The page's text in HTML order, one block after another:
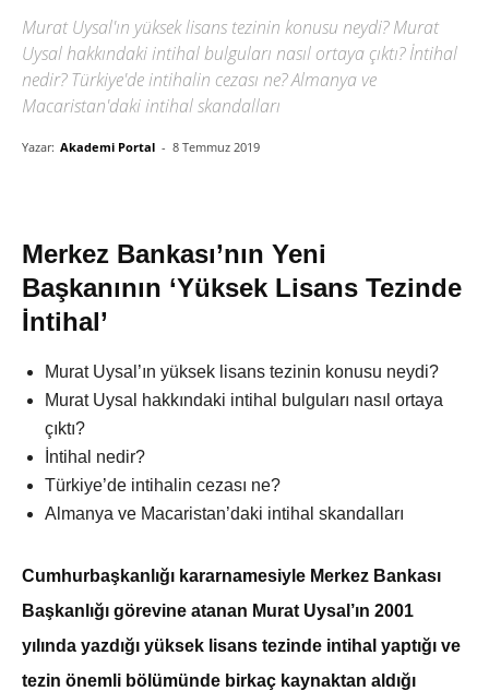
Murat Uysal'ın yüksek lisans tezinin konusu neydi? Murat
Uysal hakkındaki intihal bulguları nasıl ortaya çıktı? İntihal
nedir? Türkiye'de intihalin cezası ne? Almanya ve
Macaristan'daki intihal skandalları
Yazar: Akademi Portal - 8 Temmuz 2019
Merkez Bankası’nın Yeni
Başkanının ‘Yüksek Lisans Tezinde
İntihal’
Murat Uysal’ın yüksek lisans tezinin konusu neydi?
Murat Uysal hakkındaki intihal bulguları nasıl ortaya
çıktı?
İntihal nedir?
Türkiye’de intihalin cezası ne?
Almanya ve Macaristan’daki intihal skandalları
Cumhurbaşkanlığı kararnamesiyle Merkez Bankası
Başkanlığı görevine atanan Murat Uysal’ın 2001
yılında yazdığı yüksek lisans tezinde intihal yaptığı ve
tezin önemli bölümünde birkaç kaynaktan aldığı